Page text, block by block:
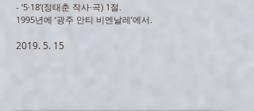
- ‘5·18’(정태춘 작사·곡) 1절.
1995년에 ‘광주 안티 비엔날레’에서.
2019. 5. 15